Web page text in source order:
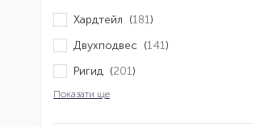
Хардтейл (181)
Двухподвес (141)
Ригид (201)
Показати ще